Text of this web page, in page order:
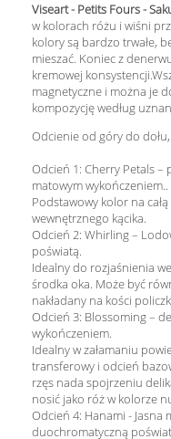
Viseart - Petits Fours -
w kolorach różu i wiśni
kolory są bardzo trwałe,
mieszać. Koniec z
kremowej
magnetyczne i można je
kompozycję według
Odcienie od góry do
Odcień 1: Cherry Petals –
matowym wykończeniem..
Podstawowy kolor na
wewnętrznego kącika.
Odcień 2: Whirling –
poświatą.
Idealny do rozjaśnienia
środka oka. Może być
nakładany na kości
Odcień 3: Blossoming –
wykończeniem.
Idealny w załamaniu
transferowy i odcień
rzęs nada spojrzeniu
nosić jako róż w kolorze
Odcień 4: Hanami - Jasna
duochromatyczną